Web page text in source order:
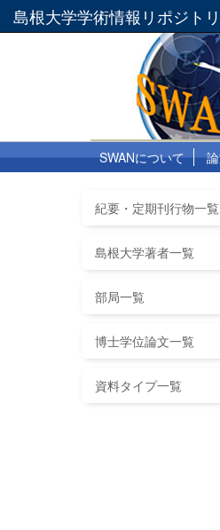
島根大学学術情報リポジトリ
SWANについて
紀要・定期刊行物一覧
島根大学著者一覧
部局一覧
博士学位論文一覧
資料タイプ一覧